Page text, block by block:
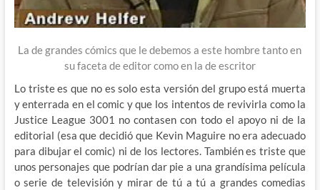
La de grandes cómics que le debemos a este hombre tanto en
su faceta de editor como en la de escritor
Lo triste es que no es solo esta versión del grupo está muerta
y enterrada en el comic y que los intentos de revivirla como la
Justice League 3001 no contasen con todo el apoyo ni de la
editorial (esa que decidió que Kevin Maguire no era adecuado
para dibujar el comic) ni de los lectores. También es triste que
unos personajes que podrían dar pie a una grandísima película
o serie de televisión y mirar de tú a tú a grandes comedias